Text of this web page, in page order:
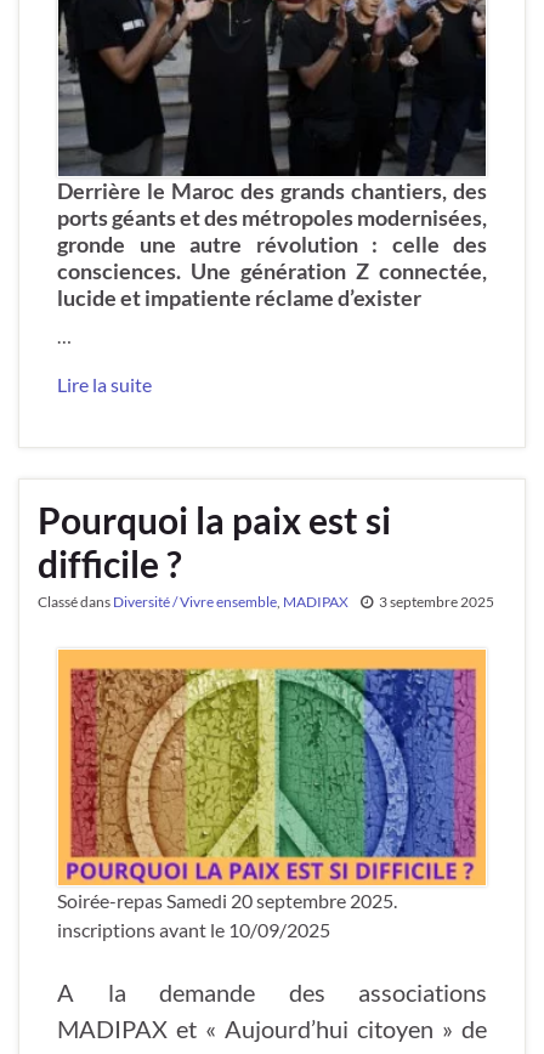
Derrière le Maroc des grands chantiers, des
ports géants et des métropoles modernisées,
gronde une autre révolution : celle des
consciences. Une génération Z connectée,
lucide et impatiente réclame d’exister
Lire la suite
Pourquoi la paix est si
difficile ?
Classé dans Diversité / Vivre ensemble MADIPAX 3 septembre 2025
Soirée-repas Samedi 20 septembre 2025.
inscriptions avant le 10/09/2025
A la demande des associations
MADIPAX et « Aujourd’hui citoyen » de